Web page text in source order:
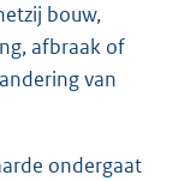
bouw,
afbraak of
van
ondergaat